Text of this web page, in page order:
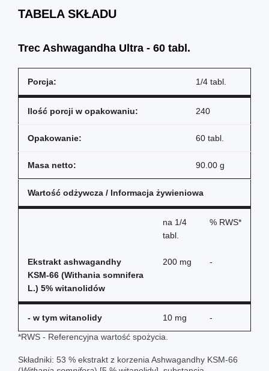
TABELA SKŁADU
Trec Ashwagandha Ultra - 60 tabl.
Porcja: 1/4 tabl.
Ilość porcji w opakowaniu: 240
Opakowanie: 60 tabl.
Masa netto: 90.00 g
Wartość odżywcza / Informacja żywieniowa
na 1/4
tabl.
% RWS*
Ekstrakt ashwagandhy
KSM-66 (Withania somnifera
L.) 5% witanolidów
200 mg -
- w tym witanolidy 10 mg
-
*RWS - Referencyjna wartość spożycia.
Składniki: 53 % ekstrakt z korzenia Ashwagandhy KSM-66